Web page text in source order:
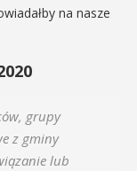
na nasze
grupy
z gminy
lub